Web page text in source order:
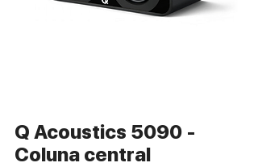
Q Acoustics 5090 -
Coluna central